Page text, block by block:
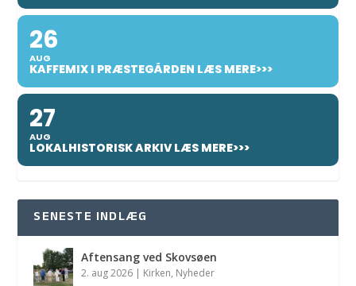
26
AUG
KAFFEMIX I PRÆSTEGÅRDEN LÆS MERE>>>
27
AUG
LOKALHISTORISK ARKIV LÆS MERE>>>
SENESTE INDLÆG
Aftensang ved Skovsøen
2. aug 2026 | Kirken, Nyheder